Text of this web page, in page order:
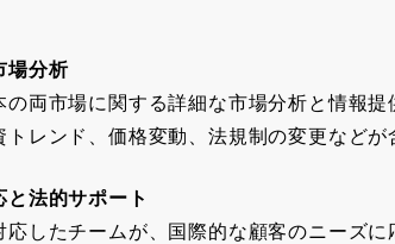
場分析
の両市場に関する詳細な市場分析と情報
トレンド、価格変動、法規制の変更などが
と法的サポート
応したチームが、国際的な顧客のニーズ